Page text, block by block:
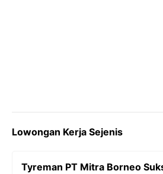
Lowongan Kerja Sejenis
Tyreman PT Mitra Borneo